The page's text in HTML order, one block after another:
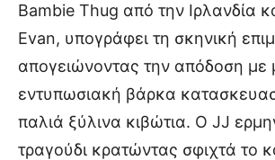
Bambie Thug από την Ιρλανδία
Evan, υπογράφει τη σκηνική
απογειώνοντας την απόδοση με
εντυπωσιακή βάρκα
παλιά ξύλινα κιβώτια. Ο JJ
τραγούδι κρατώντας σφιχτά το